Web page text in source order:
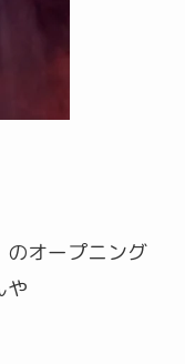
のオープニング
や